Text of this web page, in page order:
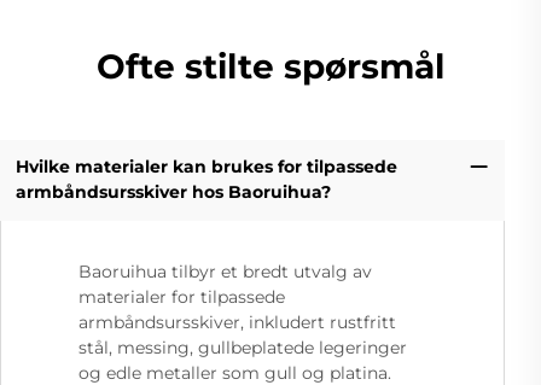
Ofte stilte spørsmål
Hvilke materialer kan brukes for tilpassede
armbåndsursskiver hos Baoruihua?
Baoruihua tilbyr et bredt utvalg av
materialer for tilpassede
armbåndsursskiver, inkludert rustfritt
stål, messing, gullbeplatede legeringer
og edle metaller som gull og platina.